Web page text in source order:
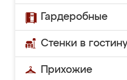
Гардеробные
Стенки в
Прихожие